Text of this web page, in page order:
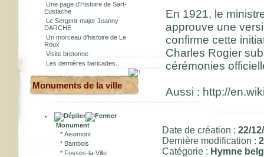
Une page d'Histoire de Sart-
Eustache
Le Sergent-major Joanny
DARCHE
Un morceau d’histoire de Le
Roux
Visite bretonne
Les dernières baricades.
Monuments de la ville
Monument
* Aisemont
* Bambois
* Fosses-la-Ville
En 1921, le
approuve une
confirme cette
Charles Rogier
cérémonies
Aussi : http://
Date de création : 22/
Dernière modification :
Catégorie : Hymne